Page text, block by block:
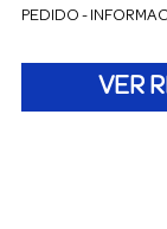
PEDIDO -
VER